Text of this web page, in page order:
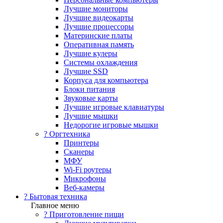
Лучшие мониторы
Лучшие видеокарты
Лучшие процессоры
Материнские платы
Оперативная память
Лучшие кулеры
Системы охлаждения
Лучшие SSD
Корпуса для компьютера
Блоки питания
Звуковые карты
Лучшие игровые клавиатуры
Лучшие мышки
Недорогие игровые мышки
?️ Оргтехника
Принтеры
Сканеры
МФУ
Wi-Fi роутеры
Микрофоны
Веб-камеры
? Бытовая техника
Главное меню
? Приготовление пищи